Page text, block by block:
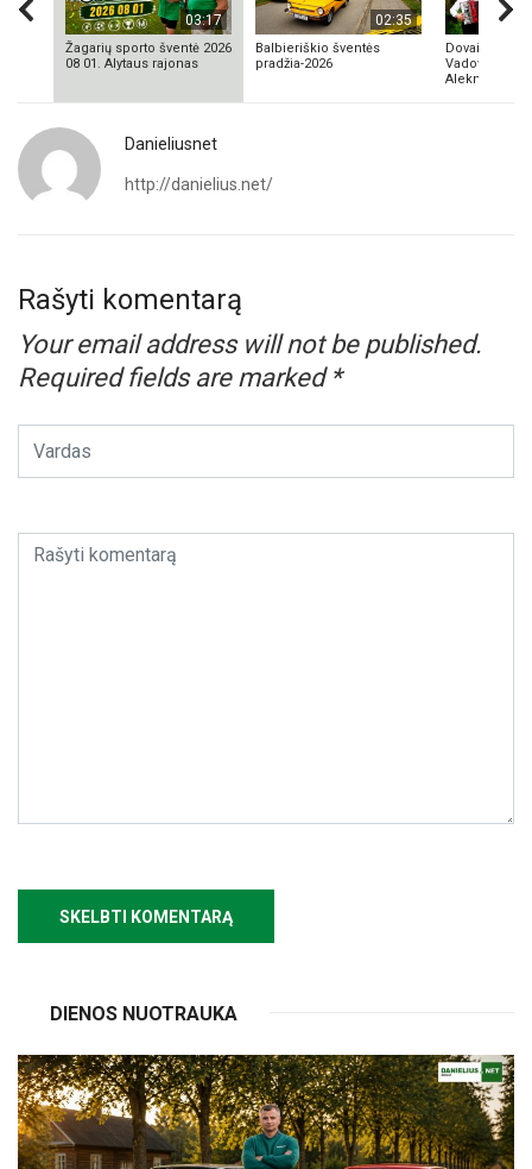
03:17
Žagarių sporto šventė 2026
08 01. Alytaus rajonas
02:35
Balbieriškio šventės
pradžia-2026
Dovainonių
Vadovas
Aleknavičius
Danieliusnet
http://danielius.net/
Rašyti komentarą
Your email address will not be published.
Required fields are marked *
DIENOS NUOTRAUKA